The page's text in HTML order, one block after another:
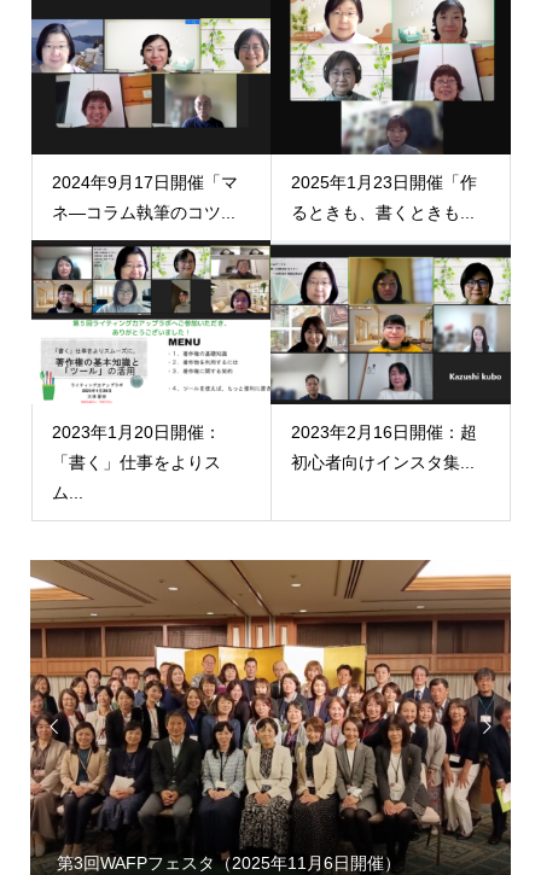
2024年9月17日開催「マ
ネ―コラム執筆のコツ...
2025年1月23日開催「作
るときも、書くときも...
2023年1月20日開催：
「書く」仕事をよりス
ム...
2023年2月16日開催：超
初心者向けインスタ集...

第3回WAFPフェスタ（2025年11月6日開催）
